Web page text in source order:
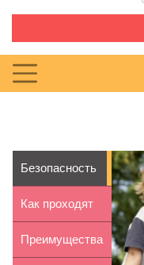
Безопасность
на детской
площадке
Как проходят
занятия в
Преимущества